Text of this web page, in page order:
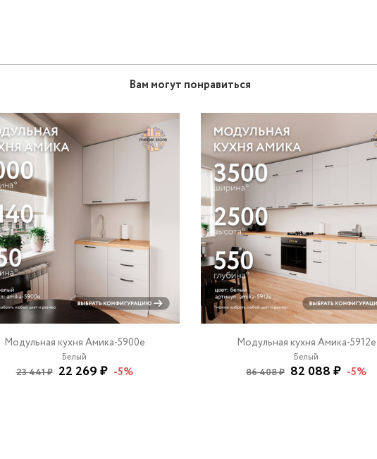
Вам могут понравиться
Модульная кухня Амика-5900e
Белый
23 441 ₽ 22 269 ₽ -5%
Модульная кухня Амика-5912e
Белый
86 408 ₽ 82 088 ₽ -5%